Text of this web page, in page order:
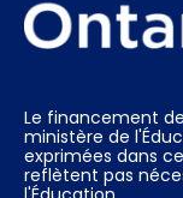
Le financement
ministère de
exprimées dans
reflètent pas